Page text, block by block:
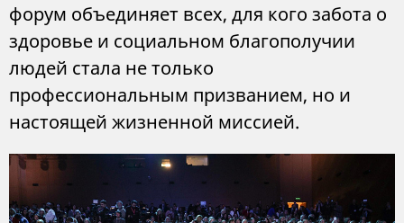
форум объединяет всех, для кого забота о
здоровье и социальном благополучии
людей стала не только
профессиональным призванием, но и
настоящей жизненной миссией.